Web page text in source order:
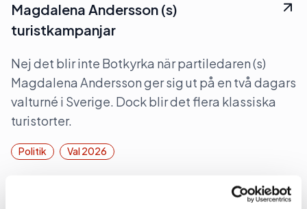
Magdalena Andersson (s)
turistkampanjar
Nej det blir inte Botkyrka när partiledaren (s)
Magdalena Andersson ger sig ut på en två dagars
valturné i Sverige. Dock blir det flera klassiska
turistorter.
Politik Val 2026